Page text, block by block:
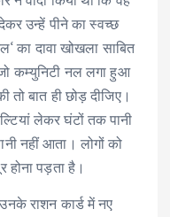
उन्हें पीने का स्वच्छ
का दावा खोखला साबित
कम्युनिटी नल लगा हुआ
बात ही छोड़ दीजिए।
लेकर घंटों तक पानी
नहीं आता। लोगों को
होना पड़ता है।
राशन कार्ड में नए